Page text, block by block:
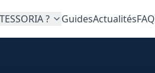
? GuidesActualitésFAQ